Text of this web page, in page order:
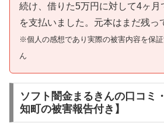
続け、借りた5万円に対して4ヶ月
を支払いました。元本はまだ残っ
※個人の感想であり実際の被害内容を保
ん
ソフト闇金まるきんの口コミ
知町の被害報告付き】